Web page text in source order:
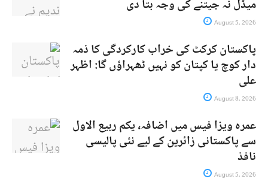
میڈل نہ جیتنے کی وجہ بتا دی
August 5, 2026
پاکستان کرکٹ کی خراب کارکردگی کا ذمہ
دار کوچ یا کپتان کو نہیں ٹھہراؤں گا: اظہر
علی
August 8, 2026
عمرہ ویزا فیس میں اضافہ، یکم ربیع الاول
سے پاکستانی زائرین کے لیے نئی پالیسی
نافذ
August 5, 2026